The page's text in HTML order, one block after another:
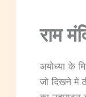
राम
अयोध्या के
जो दिखने मे